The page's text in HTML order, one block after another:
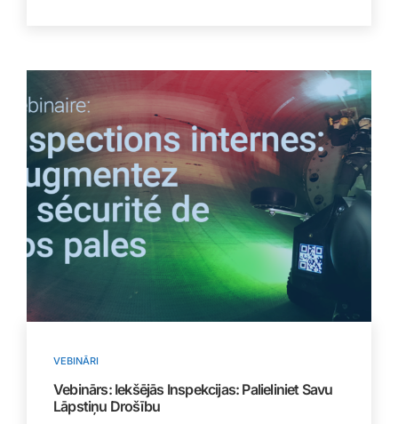
VEBINĀRI
Vebinārs: Iekšējās Inspekcijas: Palieliniet Savu
Lāpstiņu Drošību